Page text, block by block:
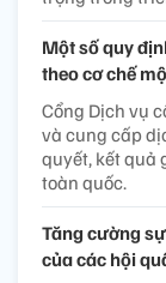
Một số quy
theo cơ chế
Cổng Dịch vụ
và cung cấp
quyết, kết quả
toàn quốc.
Tăng cường
của các hội